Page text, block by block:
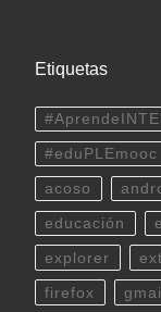
Etiquetas
#eduPLEmooc
acoso
educación
explorer
firefox